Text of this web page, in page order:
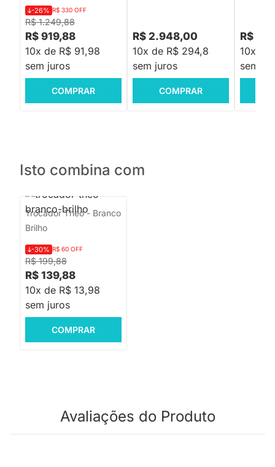
R$ 1.249,88
-26% R$ 330 OFF
R$ 919,88
10x de R$ 91,98
sem juros
COMPRAR
R$ 2.948,00
10x de R$ 294,8
sem juros
COMPRAR
R$
10x de
sem
Isto combina com
Trocador Theo - Branco
Brilho
R$ 199,88
-30% R$ 60 OFF
R$ 139,88
10x de R$ 13,98
sem juros
COMPRAR
Avaliações do Produto